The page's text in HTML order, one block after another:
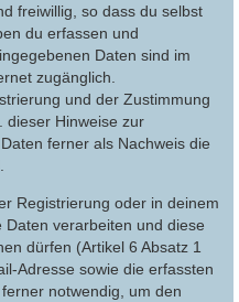
freiwillig, so dass du selbst
du erfassen und
Daten sind im
zugänglich.
und der Zustimmung
dieser Hinweise zur
ferner als Nachweis die
Registrierung oder in deinem
Daten verarbeiten und diese
dürfen (Artikel 6 Absatz 1
Adresse sowie die erfassten
notwendig, um den